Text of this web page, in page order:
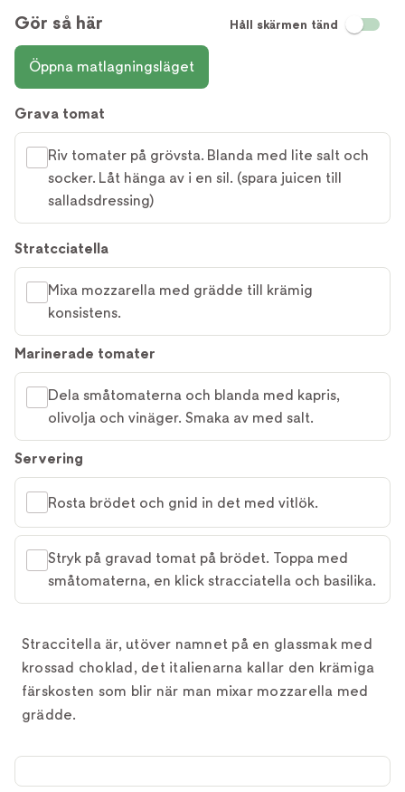
Gör så här Håll skärmen tänd
Öppna matlagningsläget
Grava tomat
Riv tomater på grövsta. Blanda med lite salt och
socker. Låt hänga av i en sil. (spara juicen till
salladsdressing)
Stratcciatella
Mixa mozzarella med grädde till krämig
konsistens.
Marinerade tomater
Dela småtomaterna och blanda med kapris,
olivolja och vinäger. Smaka av med salt.
Servering
Rosta brödet och gnid in det med vitlök.
Stryk på gravad tomat på brödet. Toppa med
småtomaterna, en klick stracciatella och basilika.
Straccitella är, utöver namnet på en glassmak med
krossad choklad, det italienarna kallar den krämiga
färskosten som blir när man mixar mozzarella med
grädde.